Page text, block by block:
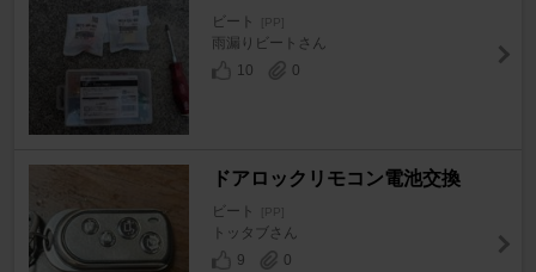
ビート [PP]
雨漏りビートさん
10
0
ドアロックリモコン電池交換
ビート [PP]
トッタブさん
9
0